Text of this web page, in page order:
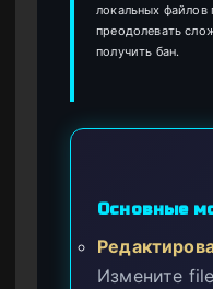
локальных файлов
преодолевать
получить бан.
Основные
Измените